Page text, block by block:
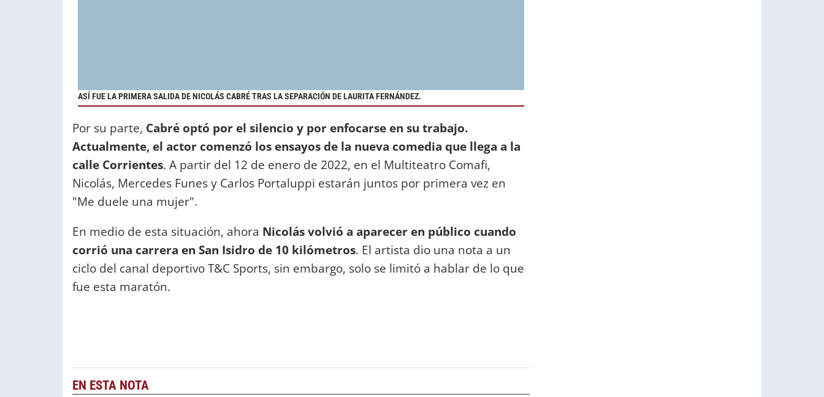
ASÍ FUE LA PRIMERA SALIDA DE NICOLÁS CABRÉ TRAS LA SEPARACIÓN DE LAURITA FERNÁNDEZ.
Por su parte, Cabré optó por el silencio y por enfocarse en su trabajo.
Actualmente, el actor comenzó los ensayos de la nueva comedia que llega a la
calle Corrientes. A partir del 12 de enero de 2022, en el Multiteatro Comafi,
Nicolás, Mercedes Funes y Carlos Portaluppi estarán juntos por primera vez en
"Me duele una mujer".
En medio de esta situación, ahora Nicolás volvió a aparecer en público cuando
corrió una carrera en San Isidro de 10 kilómetros. El artista dio una nota a un
ciclo del canal deportivo T&C Sports, sin embargo, solo se limitó a hablar de lo que
fue esta maratón.
EN ESTA NOTA